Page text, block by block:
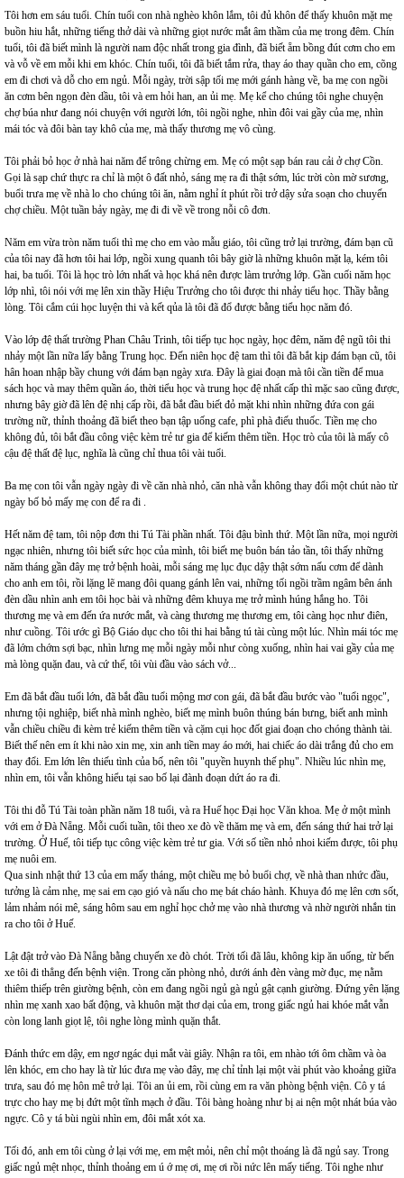
Tôi hơn em sáu tuổi. Chín tuổi con nhà nghèo khôn lắm, tôi đủ khôn để thấy khuôn mặt mẹ
buồn hiu hắt, những tiếng thở dài và những giọt nước mắt âm thầm của mẹ trong đêm. Chín
tuổi, tôi đã biết mình là người nam độc nhất trong gia đình, đã biết ẵm bồng đút cơm cho em
và vỗ về em mỗi khi em khóc. Chín tuổi, tôi đã biết tắm rửa, thay áo thay quần cho em, cõng
em đi chơi và dỗ cho em ngủ. Mỗi ngày, trời sập tối mẹ mới gánh hàng về, ba mẹ con ngồi
ăn cơm bên ngọn đèn dầu, tôi và em hỏi han, an ủi mẹ. Mẹ kể cho chúng tôi nghe chuyện
chợ búa như đang nói chuyện với người lớn, tôi ngồi nghe, nhìn đôi vai gầy của mẹ, nhìn
mái tóc và đôi bàn tay khô của mẹ, mà thấy thương mẹ vô cùng.
Tôi phải bỏ học ở nhà hai năm để trông chừng em. Mẹ có một sạp bán rau cải ở chợ Cồn.
Gọi là sạp chứ thực ra chỉ là một ô đất nhỏ, sáng mẹ ra đi thật sớm, lúc trời còn mờ sương,
buổi trưa mẹ về nhà lo cho chúng tôi ăn, nằm nghỉ ít phút rồi trở dậy sửa soạn cho chuyến
chợ chiều. Một tuần bảy ngày, mẹ đi đi về về trong nỗi cô đơn.
Năm em vừa tròn năm tuổi thì mẹ cho em vào mẫu giáo, tôi cũng trở lại trường, đám bạn cũ
của tôi nay đã hơn tôi hai lớp, ngồi xung quanh tôi bây giờ là những khuôn mặt lạ, kém tôi
hai, ba tuổi. Tôi là học trò lớn nhất và học khá nên được làm trưởng lớp. Gần cuối năm học
lớp nhì, tôi nói với mẹ lên xin thầy Hiệu Trưởng cho tôi được thi nhảy tiểu học. Thầy bằng
lòng. Tôi cắm cúi học luyện thi và kết qủa là tôi đã đổ được bằng tiểu học năm đó.
Vào lớp đệ thất trường Phan Châu Trinh, tôi tiếp tục học ngày, học đêm, năm đệ ngũ tôi thi
nhảy một lần nữa lấy bằng Trung học. Đến niên học đệ tam thì tôi đã bắt kịp đám bạn cũ, tôi
hân hoan nhập bầy chung với đám bạn ngày xưa. Đây là giai đoạn mà tôi cần tiền để mua
sách học và may thêm quần áo, thời tiểu học và trung học đệ nhất cấp thì mặc sao cũng được,
nhưng bây giờ đã lên đệ nhị cấp rồi, đã bắt đầu biết đỏ mặt khi nhìn những đứa con gái
trường nữ, thỉnh thoảng đã biết theo bạn tập uống cafe, phì phà điếu thuốc. Tiền mẹ cho
không đủ, tôi bắt đầu công việc kèm trẻ tư gia để kiếm thêm tiền. Học trò của tôi là mấy cô
cậu đệ thất đệ lục, nghĩa là cũng chỉ thua tôi vài tuổi.
Ba mẹ con tôi vẫn ngày ngày đi về căn nhà nhỏ, căn nhà vẫn không thay đổi một chút nào từ
ngày bố bỏ mấy mẹ con để ra đi .
Hết năm đệ tam, tôi nộp đơn thi Tú Tài phần nhất. Tôi đậu bình thứ. Một lần nữa, mọi người
ngạc nhiên, nhưng tôi biết sức học của mình, tôi biết mẹ buôn bán tảo tần, tôi thấy những
năm tháng gần đây mẹ trở bệnh hoài, mỗi sáng mẹ lục đục dậy thật sớm nấu cơm để dành
cho anh em tôi, rồi lặng lẽ mang đôi quang gánh lên vai, những tối ngồi trầm ngâm bên ánh
đèn dầu nhìn anh em tôi học bài và những đêm khuya mẹ trở mình húng hắng ho. Tôi
thương mẹ và em đến ứa nước mắt, và càng thương mẹ thương em, tôi càng học như điên,
như cuồng. Tôi ước gì Bộ Giáo dục cho tôi thi hai bằng tú tài cùng một lúc. Nhìn mái tóc mẹ
đã lớm chớm sợi bạc, nhìn lưng mẹ mỗi ngày mỗi như còng xuống, nhìn hai vai gầy của mẹ
mà lòng quặn đau, và cứ thế, tôi vùi đầu vào sách vở...
Em đã bắt đầu tuổi lớn, đã bắt đầu tuổi mộng mơ con gái, đã bắt đầu bước vào "tuổi ngọc",
nhưng tội nghiệp, biết nhà mình nghèo, biết mẹ mình buôn thúng bán bưng, biết anh mình
vẫn chiều chiều đi kèm trẻ kiếm thêm tiền và cặm cụi học đốt giai đoạn cho chóng thành tài.
Biết thế nên em ít khi nào xin mẹ, xin anh tiền may áo mới, hai chiếc áo dài trắng đủ cho em
thay đổi. Em lớn lên thiếu tình của bố, nên tôi "quyền huynh thế phụ". Nhiều lúc nhìn mẹ,
nhìn em, tôi vẫn không hiểu tại sao bố lại đành đoạn dứt áo ra đi.
Tôi thi đỗ Tú Tài toàn phần năm 18 tuổi, và ra Huế học Đại học Văn khoa. Mẹ ở một mình
với em ở Đà Nẵng. Mỗi cuối tuần, tôi theo xe đò về thăm mẹ và em, đến sáng thứ hai trở lại
trường. Ở Huế, tôi tiếp tục công việc kèm trẻ tư gia. Với số tiền nhỏ nhoi kiếm được, tôi phụ
mẹ nuôi em.
Qua sinh nhật thứ 13 của em mấy tháng, một chiều mẹ bỏ buổi chợ, về nhà than nhức đầu,
tưởng là cảm nhẹ, mẹ sai em cạo gió và nấu cho mẹ bát cháo hành. Khuya đó mẹ lên cơn sốt,
lảm nhảm nói mê, sáng hôm sau em nghỉ học chở mẹ vào nhà thương và nhờ người nhắn tin
ra cho tôi ở Huế.
Lật đật trở vào Đà Nẵng bằng chuyến xe đò chót. Trời tối đã lâu, không kịp ăn uống, từ bến
xe tôi đi thẳng đến bệnh viện. Trong căn phòng nhỏ, dưới ánh đèn vàng mờ đục, mẹ nằm
thiêm thiếp trên giường bệnh, còn em đang ngồi ngủ gà ngủ gật cạnh giường. Đứng yên lặng
nhìn mẹ xanh xao bất động, và khuôn mặt thơ dại của em, trong giấc ngủ hai khóe mắt vẫn
còn long lanh giọt lệ, tôi nghe lòng mình quặn thắt.
Đánh thức em dậy, em ngơ ngác dụi mắt vài giây. Nhận ra tôi, em nhào tới ôm chầm và òa
lên khóc, em cho hay là từ lúc đưa mẹ vào đây, mẹ chỉ tỉnh lại một vài phút vào khoảng giữa
trưa, sau đó mẹ hôn mê trở lại. Tôi an ủi em, rồi cùng em ra văn phòng bệnh viện. Cô y tá
trực cho hay mẹ bị đứt một tĩnh mạch ở đầu. Tôi bàng hoàng như bị ai nện một nhát búa vào
ngực. Cô y tá bùi ngùi nhìn em, đôi mắt xót xa.
Tối đó, anh em tôi cùng ở lại với mẹ, em mệt mỏi, nên chỉ một thoáng là đã ngủ say. Trong
giấc ngủ mệt nhọc, thỉnh thoảng em ú ớ mẹ ơi, mẹ ơi rồi nức lên mấy tiếng. Tôi nghe như